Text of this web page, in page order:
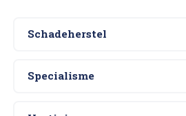
Schadeherstel
Specialisme